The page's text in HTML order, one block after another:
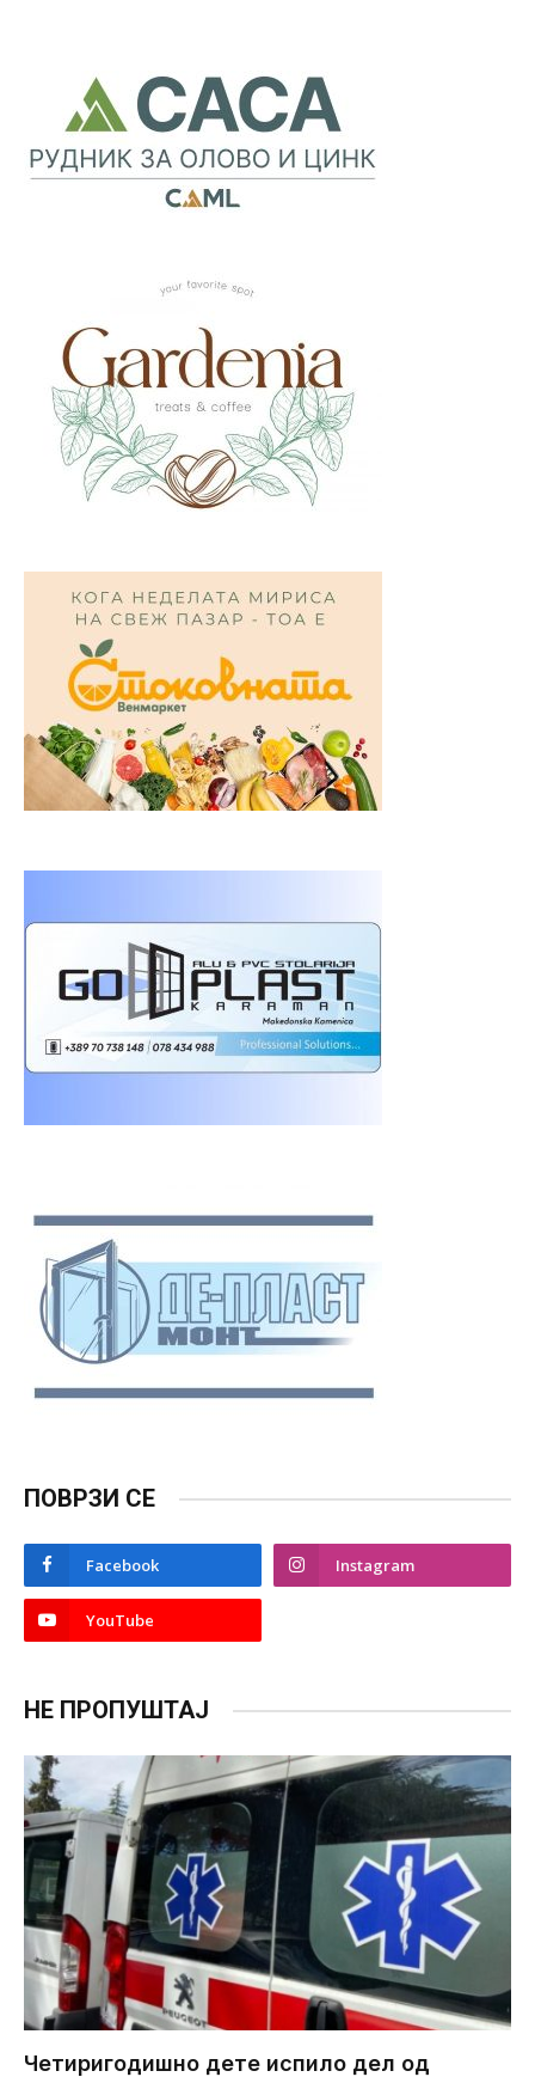
ПОВРЗИ СЕ
Facebook Instagram
YouTube
НЕ ПРОПУШТАЈ
Четиригодишно дете испило дел од